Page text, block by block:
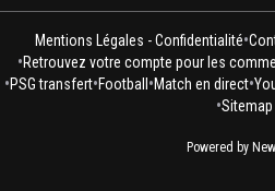
Mentions Légales - Confidentialité•
•Retrouvez votre compte pour les
•PSG transfert•Football •Match en direct•
•Sitemap
Powered by